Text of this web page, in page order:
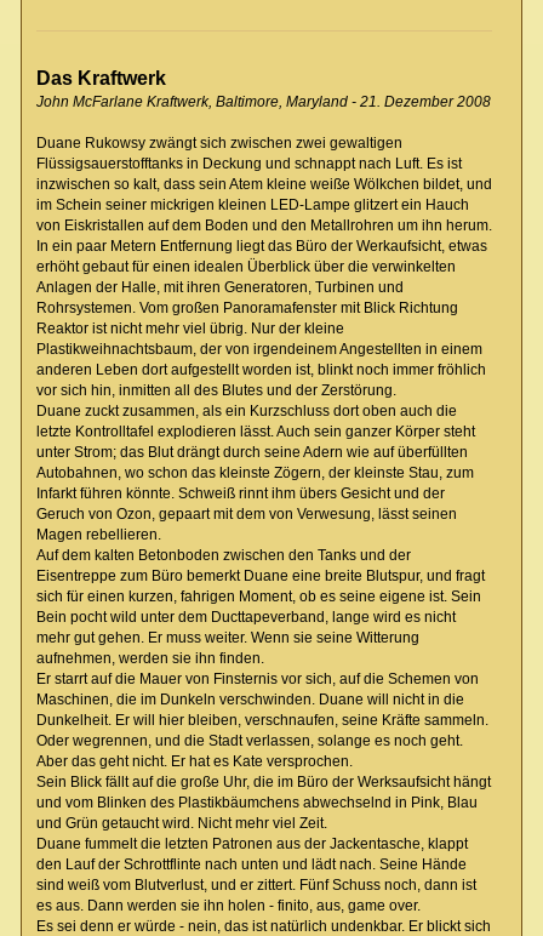
Das Kraftwerk
John McFarlane Kraftwerk, Baltimore, Maryland - 21. Dezember 2008
Duane Rukowsy zwängt sich zwischen zwei gewaltigen
Flüssigsauerstofftanks in Deckung und schnappt nach Luft. Es ist
inzwischen so kalt, dass sein Atem kleine weiße Wölkchen bildet, und
im Schein seiner mickrigen kleinen LED-Lampe glitzert ein Hauch
von Eiskristallen auf dem Boden und den Metallrohren um ihn herum.
In ein paar Metern Entfernung liegt das Büro der Werkaufsicht, etwas
erhöht gebaut für einen idealen Überblick über die verwinkelten
Anlagen der Halle, mit ihren Generatoren, Turbinen und
Rohrsystemen. Vom großen Panoramafenster mit Blick Richtung
Reaktor ist nicht mehr viel übrig. Nur der kleine
Plastikweihnachtsbaum, der von irgendeinem Angestellten in einem
anderen Leben dort aufgestellt worden ist, blinkt noch immer fröhlich
vor sich hin, inmitten all des Blutes und der Zerstörung.
Duane zuckt zusammen, als ein Kurzschluss dort oben auch die
letzte Kontrolltafel explodieren lässt. Auch sein ganzer Körper steht
unter Strom; das Blut drängt durch seine Adern wie auf überfüllten
Autobahnen, wo schon das kleinste Zögern, der kleinste Stau, zum
Infarkt führen könnte. Schweiß rinnt ihm übers Gesicht und der
Geruch von Ozon, gepaart mit dem von Verwesung, lässt seinen
Magen rebellieren.
Auf dem kalten Betonboden zwischen den Tanks und der
Eisentreppe zum Büro bemerkt Duane eine breite Blutspur, und fragt
sich für einen kurzen, fahrigen Moment, ob es seine eigene ist. Sein
Bein pocht wild unter dem Ducttapeverband, lange wird es nicht
mehr gut gehen. Er muss weiter. Wenn sie seine Witterung
aufnehmen, werden sie ihn finden.
Er starrt auf die Mauer von Finsternis vor sich, auf die Schemen von
Maschinen, die im Dunkeln verschwinden. Duane will nicht in die
Dunkelheit. Er will hier bleiben, verschnaufen, seine Kräfte sammeln.
Oder wegrennen, und die Stadt verlassen, solange es noch geht.
Aber das geht nicht. Er hat es Kate versprochen.
Sein Blick fällt auf die große Uhr, die im Büro der Werksaufsicht hängt
und vom Blinken des Plastikbäumchens abwechselnd in Pink, Blau
und Grün getaucht wird. Nicht mehr viel Zeit.
Duane fummelt die letzten Patronen aus der Jackentasche, klappt
den Lauf der Schrottflinte nach unten und lädt nach. Seine Hände
sind weiß vom Blutverlust, und er zittert. Fünf Schuss noch, dann ist
es aus. Dann werden sie ihn holen - finito, aus, game over.
Es sei denn er würde - nein, das ist natürlich undenkbar. Er blickt sich